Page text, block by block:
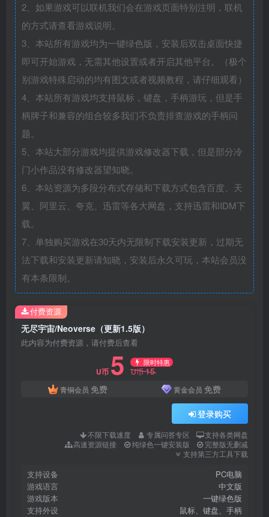
2、如果游戏可以联机我们会在游戏页面特别注明，联机
的方式请查看游戏说明。
3、本站所有游戏均为一键绿色版，安装后双击桌面快捷
即可开始游戏，无需其他设置或者开启其他平台。（极个
别游戏特殊启动的均有图文或者视频教程，请仔细观看）
4、本站所有游戏均支持鼠标，键盘，手柄游玩，但是手
柄牌子和兼容的组合较多我们不负责排查游戏的手柄问
题。
5、本站大部分游戏均提供游戏修改器下载，但是部分冷
门小作品没有修改器望知晓。
6、本站资源为多段分布式存储和下载方式包含百度、天
翼、阿里云、夸克、迅雷等各大网盘，支持迅雷和IDM下
载。
7、单独购买游戏在30天内无限制下载安装更新，过期无
法下载和安装更新请知晓，安装后永久可玩，本站会员没
有本条限制。
无尽宇宙/Neoverse（更新1.5版）
此内容为付费资源，请付费后查看
U币 5 限时特惠
U币15
青铜会员 免费 黄金会员 免费
登录购买
不限下载速度 专属问答专区
支持各类网盘
高速资源链接
纯绿色一键安装版
完整版无删减
支持第三方工具下载
支持设备
PC电脑
游戏语言
中文版
游戏版本
一键绿色版
支持外设
鼠标、键盘、手柄
付费资源